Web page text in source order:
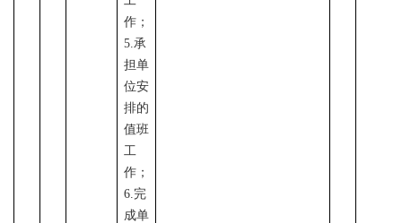
作；
5.承
担单
位安
排的
值班
工
作；
6.完
成单